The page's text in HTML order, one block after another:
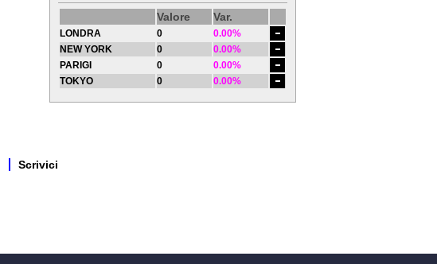
Valore Var.
LONDRA 0
0.00%
NEW YORK
0
0.00%
PARIGI
0
0.00%
TOKYO
0 0.00%
Scrivici